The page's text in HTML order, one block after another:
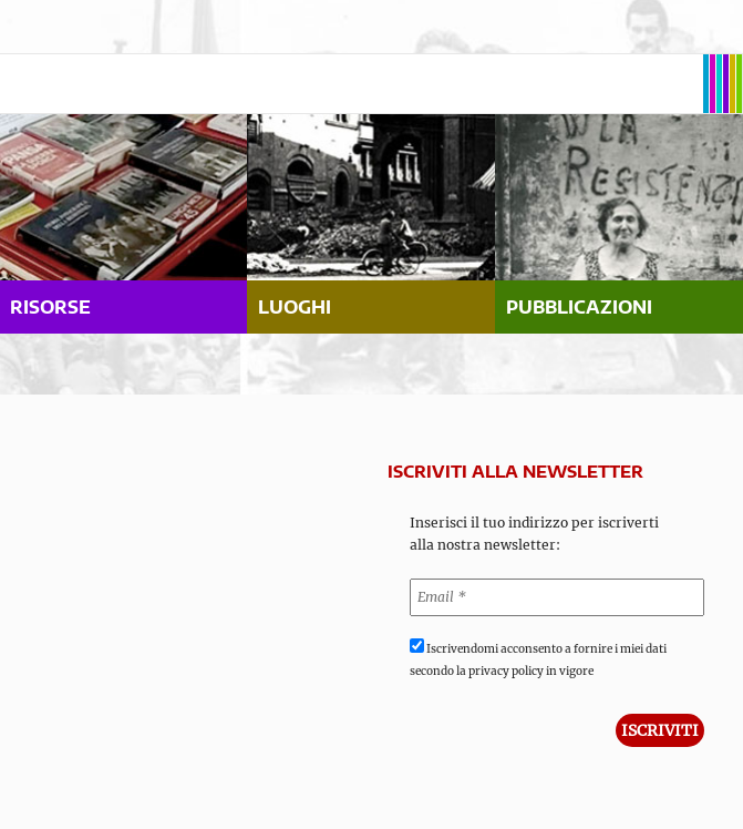
RISORSE LUOGHI PUBBLICAZIONI
ISCRIVITI ALLA NEWSLETTER
Inserisci il tuo indirizzo per iscriverti
alla nostra newsletter:
Iscrivendomi acconsento a fornire i miei dati
secondo la privacy policy in vigore